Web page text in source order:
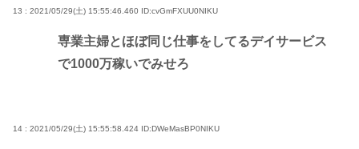
13 : 2021/05/29(土) 15:55:46.460 ID:cvGmFXUU0NIKU
専業主婦とほぼ同じ仕事をしてるデイサービス
で1000万稼いでみせろ
14 : 2021/05/29(土) 15:55:58.424 ID:DWeMasBP0NIKU